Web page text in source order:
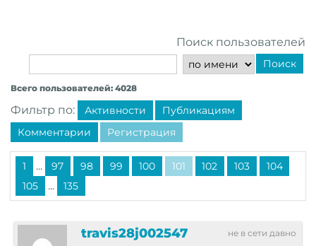
Поиск пользователей
Поиск
Всего пользователей: 4028
Фильтр по: Активности
Публикациям
Комментарии
Регистрация
1 ... 97 98 99 100 101 102 103
104
105
... 135
не в сети давно
travis28j002547